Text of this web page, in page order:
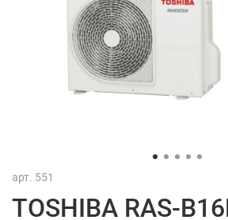
арт. 551
TOSHIBA RAS-